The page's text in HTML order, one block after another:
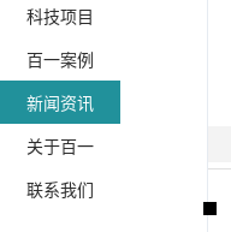
科技项目
百一案例
新闻资讯
关于百一
联系我们